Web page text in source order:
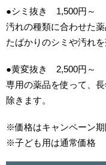
●シミ抜き 1,500円～
汚れの種類に合わせた
たばかりのシミや汚れを
●黄変抜き 2,500円～
専用の薬品を使って、
除きます。
※価格はキャンペーン
※子ども用は通常価格